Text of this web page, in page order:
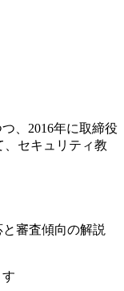
、2016年に取締役
、セキュリティ教
審査傾向の解説